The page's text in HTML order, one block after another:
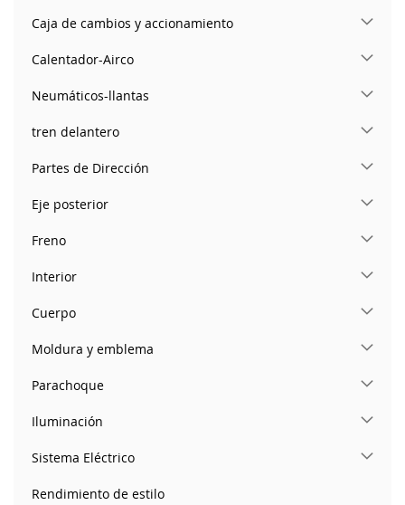
Caja de cambios y accionamiento
Calentador-Airco
Neumáticos-llantas
tren delantero
Partes de Dirección
Eje posterior
Freno
Interior
Cuerpo
Moldura y emblema
Parachoque
Iluminación
Sistema Eléctrico
Rendimiento de estilo